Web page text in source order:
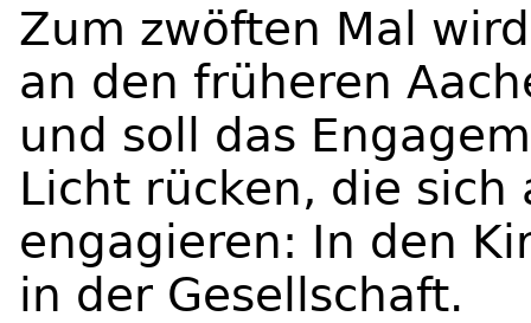
Zum zwöften Mal
an den früheren
und soll das
Licht rücken, die sich
engagieren: In den
in der Gesellschaft.